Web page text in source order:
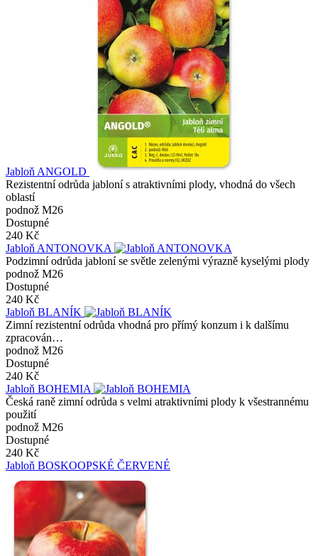
Jabloň ANGOLD
Rezistentní odrůda jabloní s atraktivními plody, vhodná do všech
oblastí
podnož M26
Dostupné
240 Kč
Jabloň ANTONOVKA
Podzimní odrůda jabloní se světle zelenými výrazně kyselými plody
podnož M26
Dostupné
240 Kč
Jabloň BLANÍK
Zimní rezistentní odrůda vhodná pro přímý konzum i k dalšímu
zpracován…
podnož M26
Dostupné
240 Kč
Jabloň BOHEMIA
Česká raně zimní odrůda s velmi atraktivními plody k všestrannému
použití
podnož M26
Dostupné
240 Kč
Jabloň BOSKOOPSKÉ ČERVENÉ